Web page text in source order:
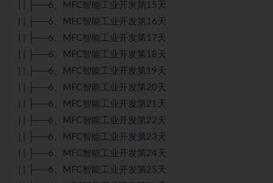
| | ├──6、MFC智能工业开发第15天
| | ├──6、MFC智能工业开发第16天
| | ├──6、MFC智能工业开发第17天
| | ├──6、MFC智能工业开发第18天
| | ├──6、MFC智能工业开发第19天
| | ├──6、MFC智能工业开发第20天
| | ├──6、MFC智能工业开发第21天
| | ├──6、MFC智能工业开发第22天
| | ├──6、MFC智能工业开发第23天
| | ├──6、MFC智能工业开发第24天
| | ├──6、MFC智能工业开发第25天